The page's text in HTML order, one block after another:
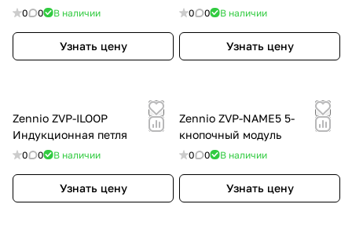
0 0 В наличии
Узнать цену
0 0 В наличии
Узнать цену
Zennio ZVP-ILOOP
Индукционная петля
0 0 В наличии
Узнать цену
Zennio ZVP-NAME5 5-
кнопочный модуль
0 0 В наличии
Узнать цену